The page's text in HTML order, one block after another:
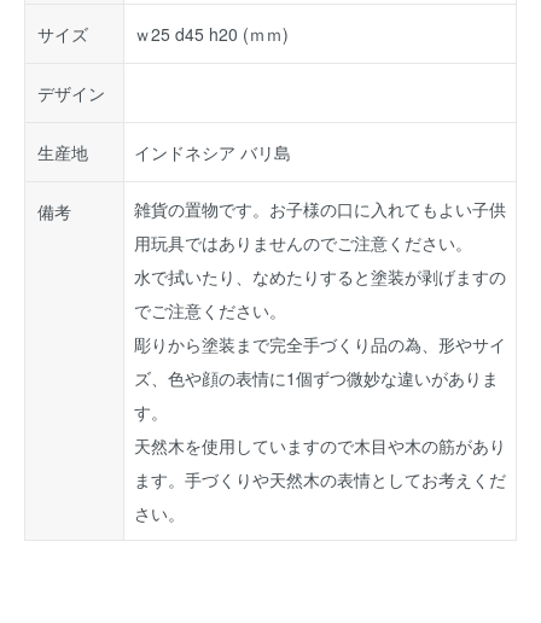
サイズ ｗ25 d45 h20 (ｍｍ)
デザイン
生産地 インドネシア バリ島
備考
雑貨の置物です。お子様の口に入れてもよい子供
用玩具ではありませんのでご注意ください。
水で拭いたり、なめたりすると塗装が剥げますの
でご注意ください。
彫りから塗装まで完全手づくり品の為、形やサイ
ズ、色や顔の表情に1個ずつ微妙な違いがありま
す。
天然木を使用していますので木目や木の筋があり
ます。手づくりや天然木の表情としてお考えくだ
さい。